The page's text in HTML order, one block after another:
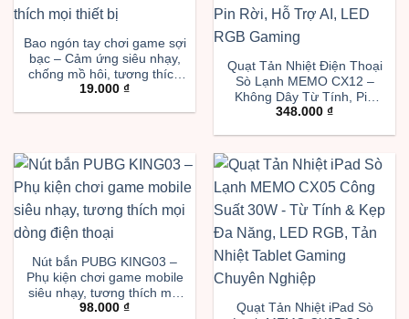
Bao ngón tay chơi game sợi
bạc – Cảm ứng siêu nhạy,
chống mồ hôi, tương thích
mọi thiết bị
19.000 ₫
Quạt Tản Nhiệt Điện Thoại
Sò Lạnh MEMO CX12 –
Không Dây Từ Tính, Pin
Rời, Hỗ Trợ AI, LED RGB
348.000 ₫
Nút bắn PUBG KING03 –
Phụ kiện chơi game mobile
siêu nhạy, tương thích mọi
dòng điện thoại
98.000 ₫
Quạt Tản Nhiệt iPad Sò